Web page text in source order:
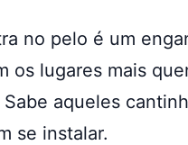
no pelo é um
os lugares mais
aqueles
se instalar.